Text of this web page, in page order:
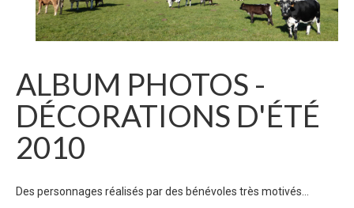
ALBUM PHOTOS -
DÉCORATIONS D'ÉTÉ
2010
Des personnages réalisés par des bénévoles très motivés...